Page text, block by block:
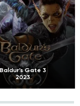
Baldur’s Gate 3
2023